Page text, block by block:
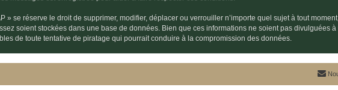
» se réserve le droit de supprimer, modifier, déplacer ou verrouiller n’importe quel sujet à tout
soient stockées dans une base de données. Bien que ces informations ne soient pas divulguées
de toute tentative de piratage qui pourrait conduire à la compromission des données.